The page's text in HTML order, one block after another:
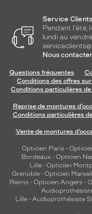
Service
Pendant l'été,
lundi au
Nous contacter
Questions fréquentes
Conditions des offres
Conditions particulières de
Reprise de montures
Conditions particulières
Vente de montures
Opticien Paris -
Bordeaux- Opticien
Lille - Opticien
Grenoble - Opticien
Reims - Opticien Angers -
Lille- Audioprothésiste